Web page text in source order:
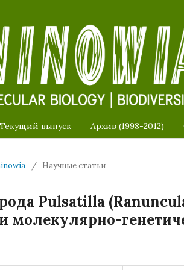
выпуск Архив (1998-2012)
/ Научные статьи
Pulsatilla
молекулярно-